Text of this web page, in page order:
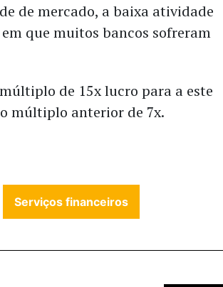
de mercado, a baixa atividade
que muitos bancos sofreram
de 15x lucro para a este
múltiplo anterior de 7x.
Serviços financeiros